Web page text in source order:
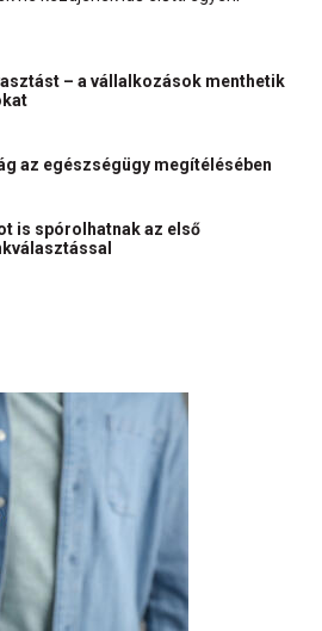
– a vállalkozások menthetik
az egészségügy megítélésében
is spórolhatnak az első